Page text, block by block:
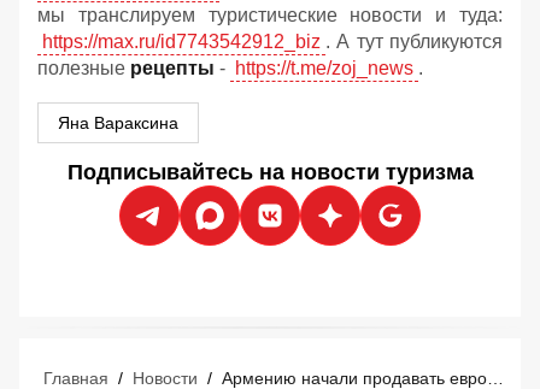
мы транслируем туристические новости и туда:
https://max.ru/id7743542912_biz . А тут публикуются
полезные рецепты - https://t.me/zoj_news .
Яна Вараксина
Подписывайтесь на новости туризма
Главная / Новости /